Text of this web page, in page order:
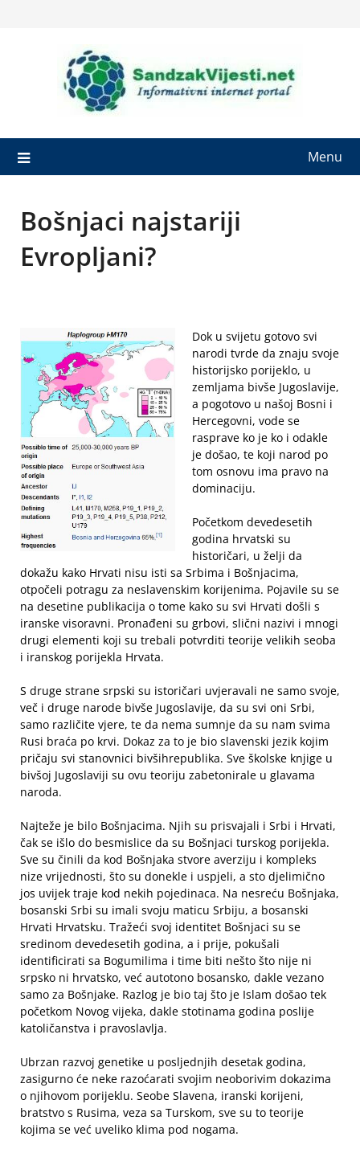
Menu
Bošnjaci najstariji
Evropljani?
Dok u svijetu gotovo svi
narodi tvrde da znaju svoje
historijsko porijeklo, u
zemljama bivše Jugoslavije,
a pogotovo u našoj Bosni i
Hercegovni, vode se
rasprave ko je ko i odakle
je došao, te koji narod po
tom osnovu ima pravo na
dominaciju.
Početkom devedesetih
godina hrvatski su
historičari, u želji da
dokažu kako Hrvati nisu isti sa Srbima i Bošnjacima,
otpočeli potragu za neslavenskim korijenima. Pojavile su se
na desetine publikacija o tome kako su svi Hrvati došli s
iranske visoravni. Pronađeni su grbovi, slični nazivi i mnogi
drugi elementi koji su trebali potvrditi teorije velikih seoba
i iranskog porijekla Hrvata.
S druge strane srpski su istoričari uvjeravali ne samo svoje,
več i druge narode bivše Jugoslavije, da su svi oni Srbi,
samo različite vjere, te da nema sumnje da su nam svima
Rusi braća po krvi. Dokaz za to je bio slavenski jezik kojim
pričaju svi stanovnici bivšihrepublika. Sve školske knjige u
bivšoj Jugoslaviji su ovu teoriju zabetonirale u glavama
naroda.
Najteže je bilo Bošnjacima. Njih su prisvajali i Srbi i Hrvati,
čak se išlo do besmislice da su Bošnjaci turskog porijekla.
Sve su činili da kod Bošnjaka stvore averziju i kompleks
nize vrijednosti, što su donekle i uspjeli, a sto djelimično
jos uvijek traje kod nekih pojedinaca. Na nesreću Bošnjaka,
bosanski Srbi su imali svoju maticu Srbiju, a bosanski
Hrvati Hrvatsku. Tražeći svoj identitet Bošnjaci su se
sredinom devedesetih godina, a i prije, pokušali
identificirati sa Bogumilima i time biti nešto što nije ni
srpsko ni hrvatsko, već autotono bosansko, dakle vezano
samo za Bošnjake. Razlog je bio taj što je Islam došao tek
početkom Novog vijeka, dakle stotinama godina poslije
katoličanstva i pravoslavlja.
Ubrzan razvoj genetike u posljednjih desetak godina,
zasigurno će neke razoćarati svojim neoborivim dokazima
o njihovom porijeklu. Seobe Slavena, iranski korijeni,
bratstvo s Rusima, veza sa Turskom, sve su to teorije
kojima se već uveliko klima pod nogama.